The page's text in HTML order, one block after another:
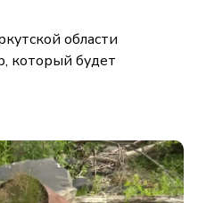
области
который будет